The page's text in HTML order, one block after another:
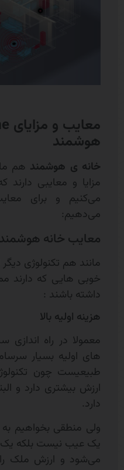
هوشمند
خانه ی هوشمند هم
مزایا و معایبی دارند
می‌کنیم و برای
می‌دهیم:
معایب خانه
مانند هم تکنولوژی دیگر
خوبی هایی که
داشته باشند :
هزینه اولیه بالا
معمولا در راه اندازی
های اولیه بسیار
طبیعیست چون
ارزش بیشتری دارد و
دارد.
ولی منطقی بخواهیم
یک عیب نیست بلکه
می‌شود و ارزش ملک را